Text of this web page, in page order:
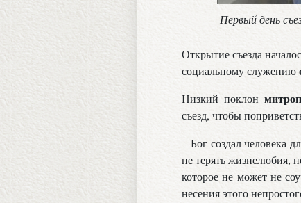
Первый день
Открытие съезда
социальному служению
Низкий поклон
съезд, чтобы
– Бог создал человека
не терять жизнелюбия,
которое не может не
несения этого